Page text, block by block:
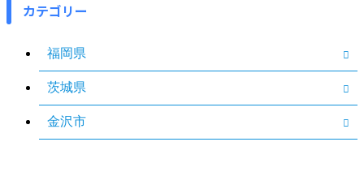
カテゴリー
福岡県
茨城県
金沢市